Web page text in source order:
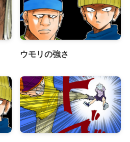
ウモリの強さ